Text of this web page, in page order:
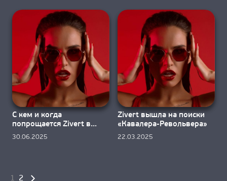
С кем и когда
попрощается Zivert в
треке «Гудбай»?
30.06.2025
Zivert вышла на поиски
«Кавалера-Револьвера»
22.03.2025
Пагинация
1 2